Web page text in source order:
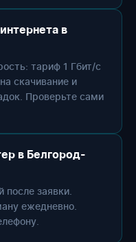
в
тариф 1 Гбит/с
скачивание и
Проверьте сами
в Белгород-
заявки.
ежедневно.